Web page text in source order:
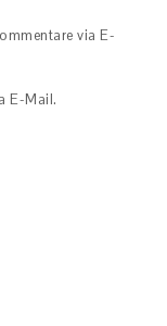
via E-
E-Mail.